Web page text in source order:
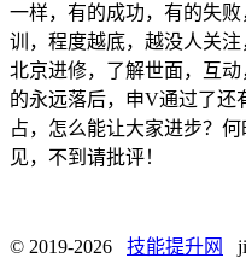
一样，有的成功，有的失
训，程度越底，越没人关
北京进修，了解世面，互
的永远落后，申V通过了还
占，怎么能让大家进步？
见，不到请批评！
© 2019-2026 技能提升网